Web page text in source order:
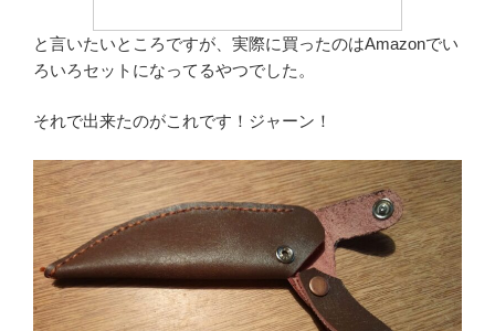
と言いたいところですが、実際に買ったのはAmazonでい
ろいろセットになってるやつでした。
それで出来たのがこれです！ジャーン！